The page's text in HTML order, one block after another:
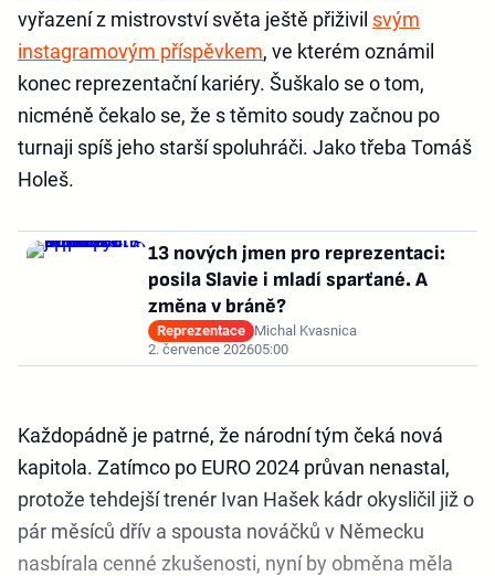
vyřazení z mistrovství světa ještě přiživil svým
instagramovým příspěvkem, ve kterém oznámil
konec reprezentační kariéry. Šuškalo se o tom,
nicméně čekalo se, že s těmito soudy začnou po
turnaji spíš jeho starší spoluhráči. Jako třeba Tomáš
Holeš.
13 nových jmen pro reprezentaci:
posila Slavie i mladí sparťané. A
změna v bráně?
Reprezentace Michal Kvasnica
2. července 202605:00
Každopádně je patrné, že národní tým čeká nová
kapitola. Zatímco po EURO 2024 průvan nenastal,
protože tehdejší trenér Ivan Hašek kádr okysličil již o
pár měsíců dřív a spousta nováčků v Německu
nasbírala cenné zkušenosti, nyní by obměna měla